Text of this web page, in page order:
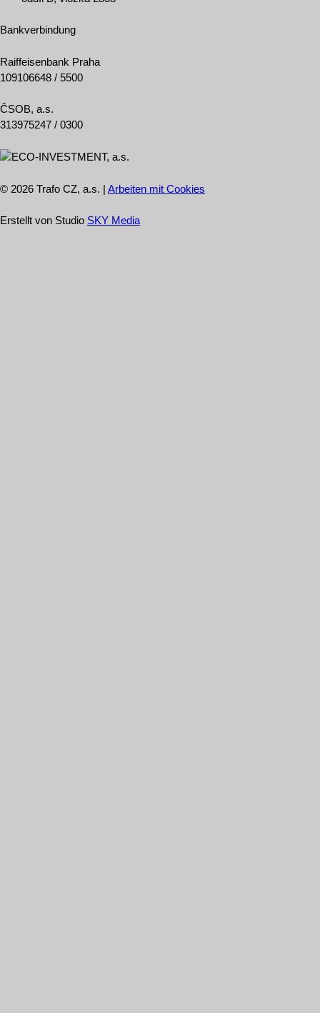
Bankverbindung
Raiffeisenbank Praha
109106648 / 5500
ČSOB, a.s.
313975247 / 0300
© 2026 Trafo CZ, a.s. | Arbeiten mit Cookies
Erstellt von Studio SKY Media